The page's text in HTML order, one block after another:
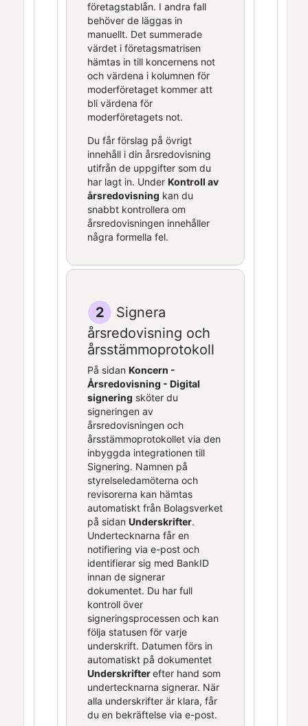
företagstablån. I andra fall
behöver de läggas in
manuellt. Det summerade
värdet i företagsmatrisen
hämtas in till koncernens not
och värdena i kolumnen för
moderföretaget kommer att
bli värdena för
moderföretagets not.
Du får förslag på övrigt
innehåll i din årsredovisning
utifrån de uppgifter som du
har lagt in. UnderKontroll av
årsredovisning kan du
snabbt kontrollera om
årsredovisningen innehåller
några formella fel.
2
Signera
årsredovisning och
årsstämmoprotokoll
På sidanKoncern -
Årsredovisning - Digital
signering sköter du
signeringen av
årsredovisningen och
årsstämmoprotokollet via den
inbyggda integrationen till
Signering. Namnen på
styrelseledamöterna och
revisorerna kan hämtas
automatiskt från Bolagsverket
på sidanUnderskrifter.
Undertecknarna får en
notifiering via e-post och
identifierar sig med BankID
innan de signerar
dokumentet. Du har full
kontroll över
signeringsprocessen och kan
följa statusen för varje
underskrift. Datumen förs in
automatiskt på dokumentet
Underskrifterefter hand som
undertecknarna signerar. När
alla underskrifter är klara, får
du en bekräftelse via e-post.